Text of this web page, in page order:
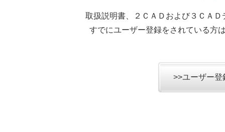
取扱説明書、２ＣＡＤおよび３ＣＡ
すでにユーザー登録をされている方
>>ユーザー